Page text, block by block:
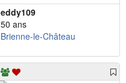
eddy109
50 ans
Brienne-le-Château